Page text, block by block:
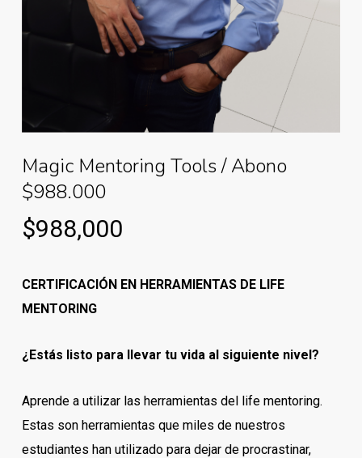
Magic Mentoring Tools / Abono
$988.000
$988,000
CERTIFICACIÓN EN HERRAMIENTAS DE LIFE
MENTORING
¿Estás listo para llevar tu vida al siguiente nivel?
Aprende a utilizar las herramientas del life mentoring.
Estas son herramientas que miles de nuestros
estudiantes han utilizado para dejar de procrastinar,